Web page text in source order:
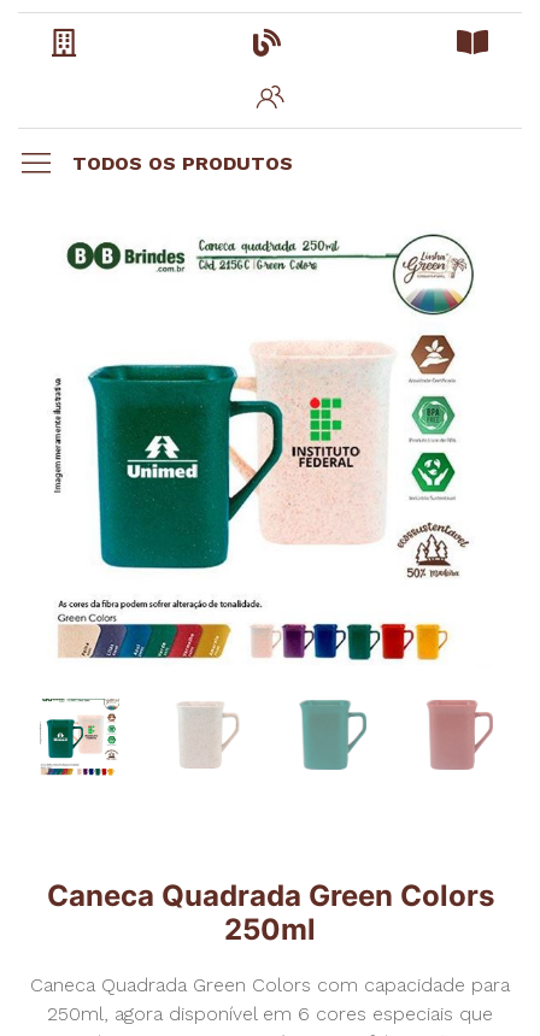
TODOS OS PRODUTOS
Caneca Quadrada Green Colors
250ml
Caneca Quadrada Green Colors com capacidade para
250ml, agora disponível em 6 cores especiais que